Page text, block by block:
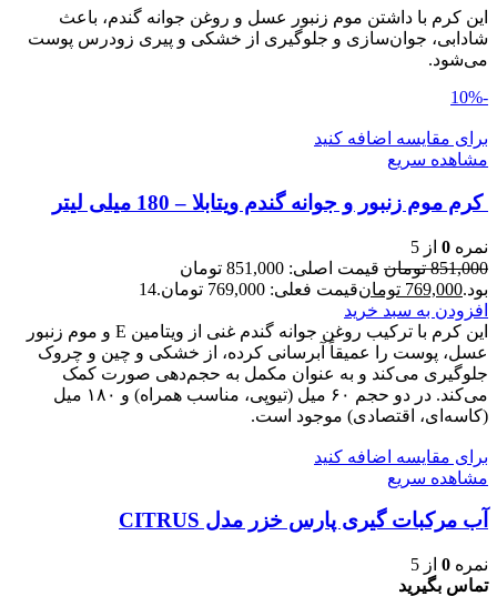
این کرم با داشتن موم زنبور عسل و روغن جوانه گندم، باعث
شادابی، جوان‌سازی و جلوگیری از خشکی و پیری زودرس پوست
می‌شود.
-10%
برای مقایسه اضافه کنید
مشاهده سریع
کرم موم زنبور و جوانه گندم ویتابلا – 180 میلی لیتر
نمره 0 از 5
851,000 تومان
قیمت اصلی: 851,000 تومان
بود.769,000 تومانقیمت فعلی: 769,000 تومان.
14
افزودن به سبد خرید
این کرم با ترکیب روغن جوانه گندم غنی از ویتامین E و موم زنبور
عسل، پوست را عمیقاً آبرسانی کرده، از خشکی و چین و چروک
جلوگیری می‌کند و به عنوان مکمل به حجم‌دهی صورت کمک
می‌کند. در دو حجم ۶۰ میل (تیوپی، مناسب همراه) و ۱۸۰ میل
(کاسه‌ای، اقتصادی) موجود است.
برای مقایسه اضافه کنید
مشاهده سریع
آب مرکبات گیری پارس خزر مدل CITRUS
نمره 0 از 5
تماس بگیرید